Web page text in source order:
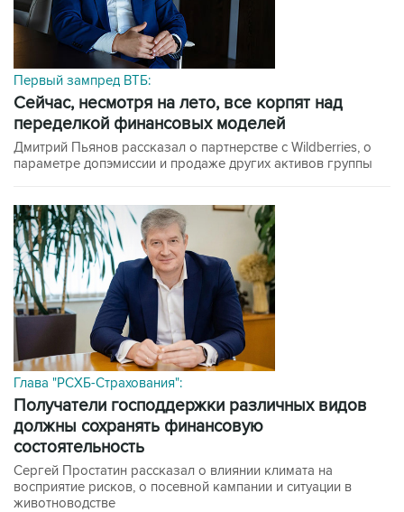
Первый зампред ВТБ:
сейчас, несмотря на лето, все корпят над
переделкой финансовых моделей
Дмитрий Пьянов рассказал о партнерстве с Wildberries, о
параметре допэмиссии и продаже других активов группы
Глава "РСХБ-Страхования":
получатели господдержки различных видов
должны сохранять финансовую
состоятельность
Сергей Простатин рассказал о влиянии климата на
восприятие рисков, о посевной кампании и ситуации в
животноводстве